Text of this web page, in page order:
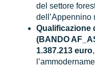
del settore
dell’Appennino
Qualificazione
(BANDO
1.387.213 euro